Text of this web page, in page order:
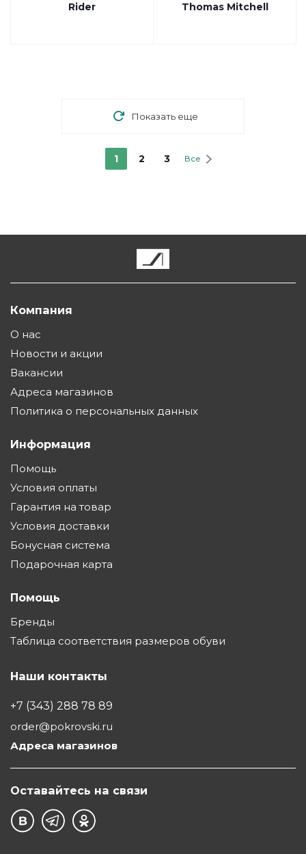
Rider
Thomas Mitchell
Показать еще
1 2 3 Все
Компания
О нас
Новости и акции
Вакансии
Адреса магазинов
Политика о персональных данных
Информация
Помощь
Условия оплаты
Гарантия на товар
Условия доставки
Бонусная система
Подарочная карта
Помощь
Бренды
Таблица соответствия размеров обуви
Наши контакты
+7 (343) 288 78 89
order@pokrovski.ru
Адреса магазинов
Оставайтесь на связи